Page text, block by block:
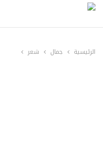
الرئيسية جمال شعر